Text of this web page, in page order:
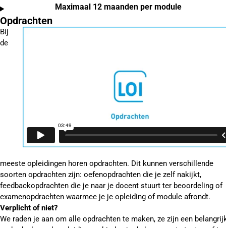
Maximaal 12 maanden per module
Opdrachten
Bij
de
meeste opleidingen horen opdrachten. Dit kunnen verschillende
soorten opdrachten zijn: oefenopdrachten die je zelf nakijkt,
feedbackopdrachten die je naar je docent stuurt ter beoordeling of
examenopdrachten waarmee je je opleiding of module afrondt.
Verplicht of niet?
We raden je aan om alle opdrachten te maken, ze zijn een